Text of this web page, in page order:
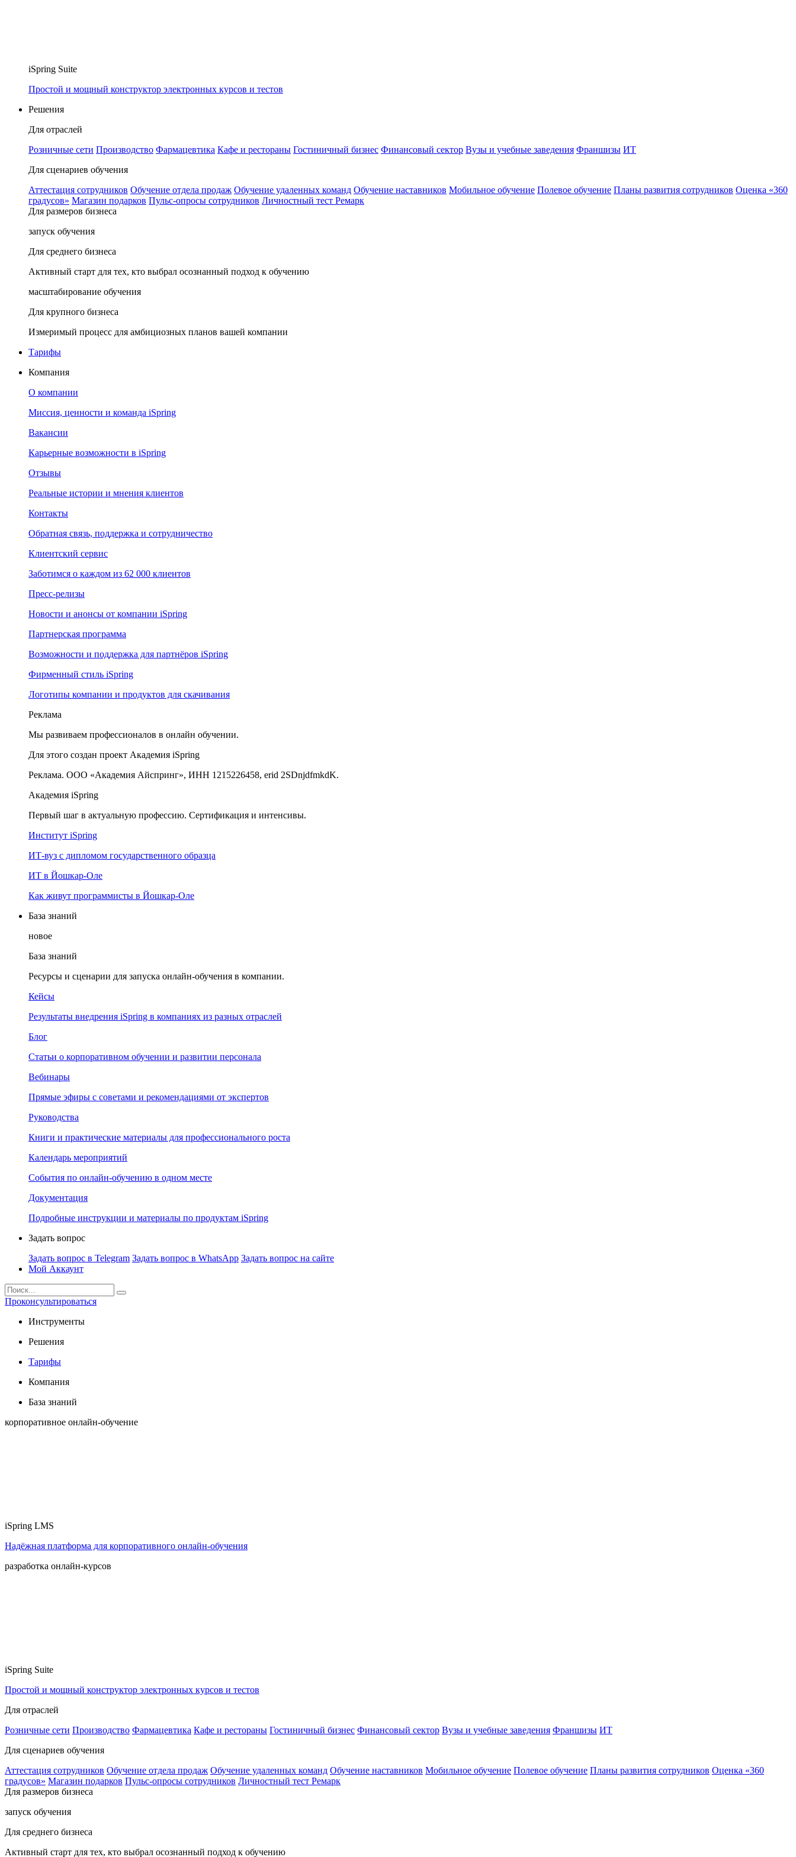
iSpring Suite
Простой и мощный конструктор электронных курсов и тестов
Решения
Для отраслей
Розничные сети Производство Фармацевтика Кафе и рестораны Гостиничный бизнес Финансовый сектор Вузы и учебные заведения Франшизы ИТ
Для сценариев обучения
Аттестация сотрудников Обучение отдела продаж Обучение удаленных команд Обучение наставников Мобильное обучение Полевое обучение Планы развития сотрудников Оценка «360
градусов» Магазин подарков Пульс-опросы сотрудников Личностный тест Ремарк
Для размеров бизнеса
запуск обучения
Для среднего бизнеса
Активный старт для тех, кто выбрал осознанный подход к обучению
масштабирование обучения
Для крупного бизнеса
Измеримый процесс для амбициозных планов вашей компании
Тарифы
Компания
О компании
Миссия, ценности и команда iSpring
Вакансии
Карьерные возможности в iSpring
Отзывы
Реальные истории и мнения клиентов
Контакты
Обратная связь, поддержка и сотрудничество
Клиентский сервис
Заботимся о каждом из 62 000 клиентов
Пресс-релизы
Новости и анонсы от компании iSpring
Партнерская программа
Возможности и поддержка для партнёров iSpring
Фирменный стиль iSpring
Логотипы компании и продуктов для скачивания
Реклама
Мы развиваем профессионалов в онлайн обучении.
Для этого создан проект Академия iSpring
Реклама. ООО «Академия Айспринг», ИНН 1215226458, erid 2SDnjdfmkdK.
Академия iSpring
Первый шаг в актуальную профессию. Сертификация и интенсивы.
Институт iSpring
ИТ-вуз с дипломом государственного образца
ИТ в Йошкар-Оле
Как живут программисты в Йошкар‑Оле
База знаний
новое
База знаний
Ресурсы и сценарии для запуска онлайн-обучения в компании.
Кейсы
Результаты внедрения iSpring в компаниях из разных отраслей
Блог
Статьи о корпоративном обучении и развитии персонала
Вебинары
Прямые эфиры с советами и рекомендациями от экспертов
Руководства
Книги и практические материалы для профессионального роста
Календарь мероприятий
События по онлайн-обучению в одном месте
Документация
Подробные инструкции и материалы по продуктам iSpring
Задать вопрос
Задать вопрос в Telegram Задать вопрос в WhatsApp Задать вопрос на сайте
Мой Аккаунт
Проконсультироваться
Инструменты
Решения
Тарифы
Компания
База знаний
корпоративное онлайн-обучение
iSpring LMS
Надёжная платформа для корпоративного онлайн‑обучения
разработка онлайн-курсов
iSpring Suite
Простой и мощный конструктор электронных курсов и тестов
Для отраслей
Розничные сети Производство Фармацевтика Кафе и рестораны Гостиничный бизнес Финансовый сектор Вузы и учебные заведения Франшизы ИТ
Для сценариев обучения
Аттестация сотрудников Обучение отдела продаж Обучение удаленных команд Обучение наставников Мобильное обучение Полевое обучение Планы развития сотрудников Оценка «360
градусов» Магазин подарков Пульс-опросы сотрудников Личностный тест Ремарк
Для размеров бизнеса
запуск обучения
Для среднего бизнеса
Активный старт для тех, кто выбрал осознанный подход к обучению